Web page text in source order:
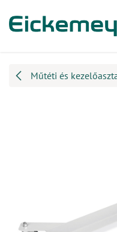
Műtéti és